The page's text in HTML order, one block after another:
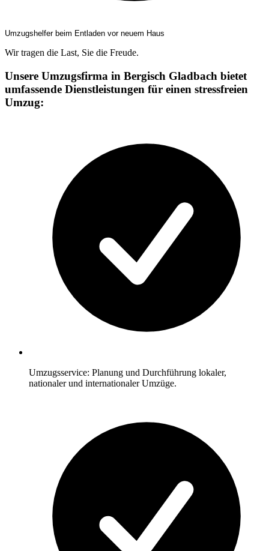
Umzugshelfer beim Entladen vor neuem Haus
Wir tragen die Last, Sie die Freude.
Unsere Umzugsfirma in Bergisch Gladbach bietet
umfassende Dienstleistungen für einen stressfreien
Umzug:
Umzugsservice: Planung und Durchführung lokaler,
nationaler und internationaler Umzüge.